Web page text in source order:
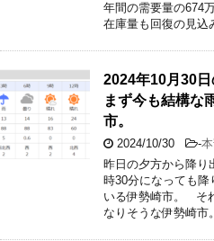
年間の需要量の674
在庫量も回復の見
2024年10月30
まず今も結構な
市。
2024/10/30 -
昨日の夕方から降り
時30分になっても
いる伊勢崎市。 そ
なりそうな伊勢崎